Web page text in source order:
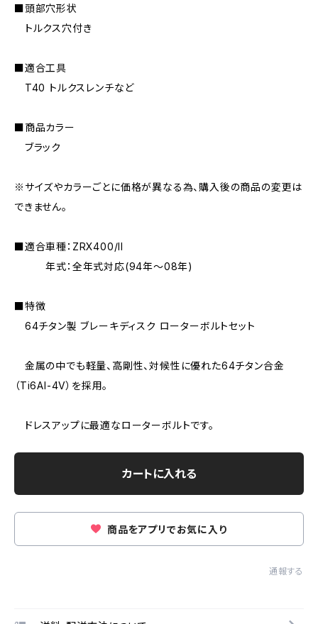
■頭部穴形状
トルクス穴付き
■適合工具
T40 トルクスレンチなど
■商品カラー
ブラック
※サイズやカラーごとに価格が異なる為、購入後の商品の変更は
できません。
■適合車種：ZRX400/II
年式：全年式対応(94年〜08年)
■特徴
64チタン製 ブレーキディスク ローターボルトセット
金属の中でも軽量、高剛性、対候性に優れた64チタン合金
（Ti6AI-4V）を採用。
ドレスアップに最適なローターボルトです。
カートに入れる
商品をアプリでお気に入り
通報する